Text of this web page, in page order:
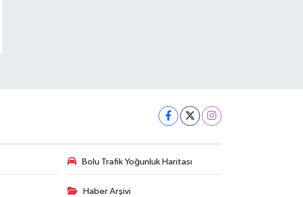
Bolu Trafik Yoğunluk Haritası
Haber Arşivi